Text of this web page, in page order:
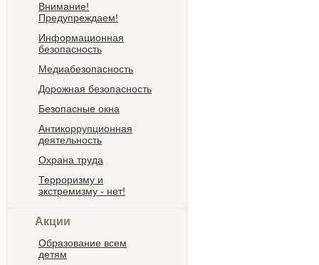
Внимание!
Предупреждаем!
Информационная
безопасность
Медиабезопасность
Дорожная безопасность
Безопасные окна
Антикоррупционная
деятельность
Охрана труда
Терроризму и
экстремизму - нет!
Акции
Образование всем
детям